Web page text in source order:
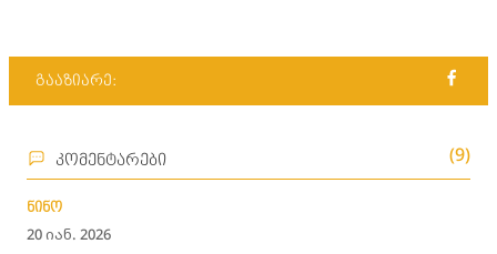
გააზიარე:
კომენტარები (9)
ნინო
20 იან. 2026